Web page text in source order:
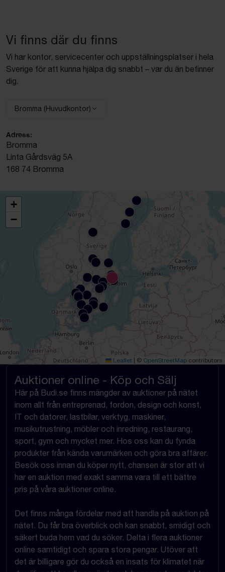
Vi finns där du finns
Vi har kontor, servicecenter och uppställningsplatser i hela
Sverige för att kunna hjälpa dig snabbt – var du än befinner
dig.
Bromma (Huvudkontor)
Adress:
Bromma
Linta Gårdsväg 5A
168 74 Bromma
+
−
Leaflet | © OpenStreetMap contributors
Auktioner online - Köp och Sälj
Här på Budi.se finns mängder av auktioner på nätet
inom allt från entreprenad, fordon, design och konst,
IT och datorer, lastbilar, verktyg, maskiner,
musikutrustning, möbler och inredning, restaurang,
sport, gym och mycket mer. Hos oss kan du fynda
produkter från kända varumärken och göra bra affärer.
Besök oss innan du köper nytt, chansen är stor att vi
har en auktion med exakt samma vara till ett bättre
pris på våra auktioner online.
Det finns många fördelar med att handla på auktion på
nätet. Du får bra överblick och kan snabbt, smidigt och
säkert buda hem vad du söker. Delta i flera auktioner
online samtidigt och spara stora pengar. Utöver att
det är billigare gör du också en insats för klimatet när